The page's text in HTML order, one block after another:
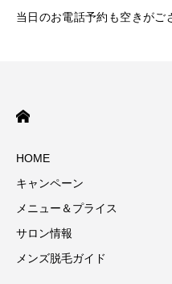
当日のお電話予約も空きがご
HOME
キャンペーン
メニュー＆プライス
サロン情報
メンズ脱毛ガイド